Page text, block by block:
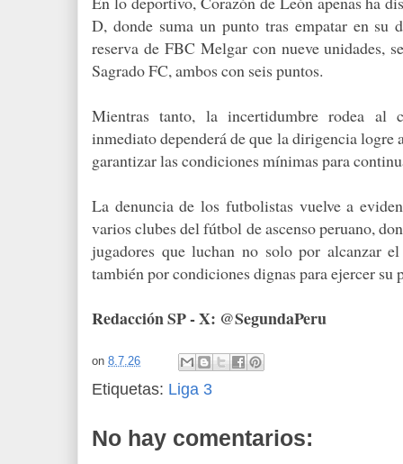
D, donde suma un punto tras empatar en su
reserva de FBC Melgar con nueve unidades,
Sagrado FC, ambos con seis puntos.
Mientras tanto, la incertidumbre rodea al
inmediato dependerá de que la dirigencia logre
garantizar las condiciones mínimas para
La denuncia de los futbolistas vuelve a
varios clubes del fútbol de ascenso peruano,
jugadores que luchan no solo por alcanzar
también por condiciones dignas para ejercer su
Redacción SP - X: @SegundaPeru
on 8.7.26
Etiquetas: Liga 3
No hay comentarios: